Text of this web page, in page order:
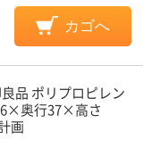
カゴへ
良品 ポリプロピレン
奥行37×高さ
画